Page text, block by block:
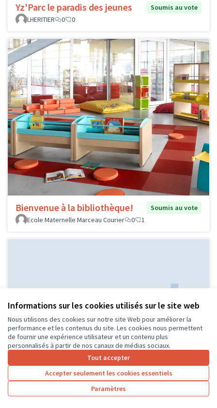
Informations sur les cookies utilisés sur le site web
Nous utilisons des cookies sur notre site Web pour améliorer la
performance et les contenus du site. Les cookies nous permettent
de fournir une expérience utilisateur et un contenu plus
personnalisés à partir de nos canaux de médias sociaux.
Tout accepter
Accepter seulement les cookies essentiels
Paramètres
Yz'Parc le paradis des jeunes
Soumis au vote
LHERITIER
0 0
Bienvenue à la bibliothèque!
Soumis au vote
Ecole Maternelle Marceau Courier
0 1
Réaménagement de la classe de
CP
Soumis au
vote
ECOLE PUBLIQUE
0 0